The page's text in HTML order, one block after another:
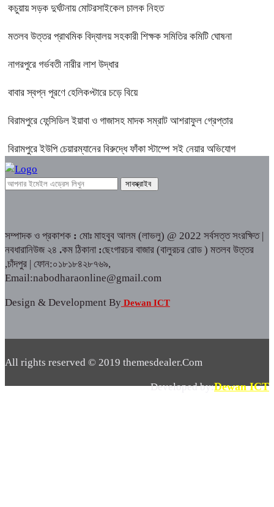
কচুয়ায় সড়ক দুর্ঘটনায় মোটরসাইকেল চালক নিহত
মতলব উত্তর প্রাথমিক বিদ্যালয় সহকারী শিক্ষক সমিতির কমিটি ঘোষনা
নাগরপুরে গর্ভবতী নারীর লাশ উদ্ধার
বাবার স্বপ্ন পূরণে হেলিকপ্টারে চড়ে বিয়ে
বিরামপুরে ফেন্সিডিল ইয়াবা ও গাজাসহ মাদক সম্রাট আশরাফুল গ্রেপ্তার
বিরামপুরে ইউপি চেয়ারম্যানের বিরুদ্ধে ফাঁকা স্টাম্পে সই নেয়ার অভিযোগ
সম্পাদক ও প্রকাশক : মোঃ মাহবুব আলম (লাভলু) @ 2022 সর্বসত্ত সংরক্ষিত |
নবধারানিউজ ২৪ .কম ঠিকানা :ছেংগারচর বাজার (বালুরচর রোড ) মতলব উত্তর
,চাঁদপুর | ফোন:০১৮১৮৪২৮৭৬৯,
Email:nabodharaonline@gmail.com
Design & Development By Dewan ICT
All rights reserved © 2019 themesdealer.Com
Developed by:Dewan ICT